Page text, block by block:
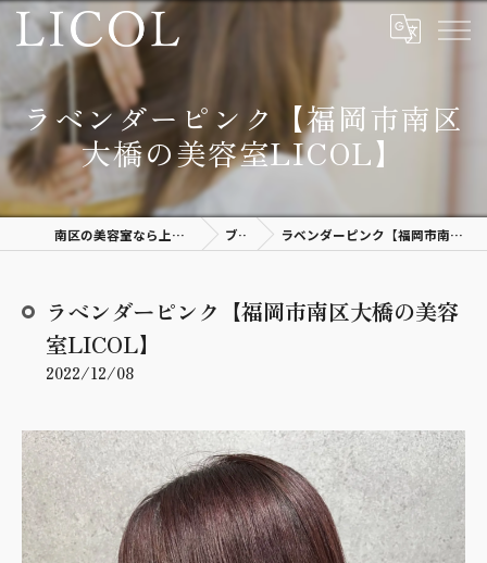
ラベンダーピンク【福岡市南区
大橋の美容室LICOL】
南区の美容室なら上質空間があるLICOL ブログ ラベンダーピンク【福岡市南区大橋の美容室LICOL】
ラベンダーピンク【福岡市南区大橋の美容
室LICOL】
2022/12/08